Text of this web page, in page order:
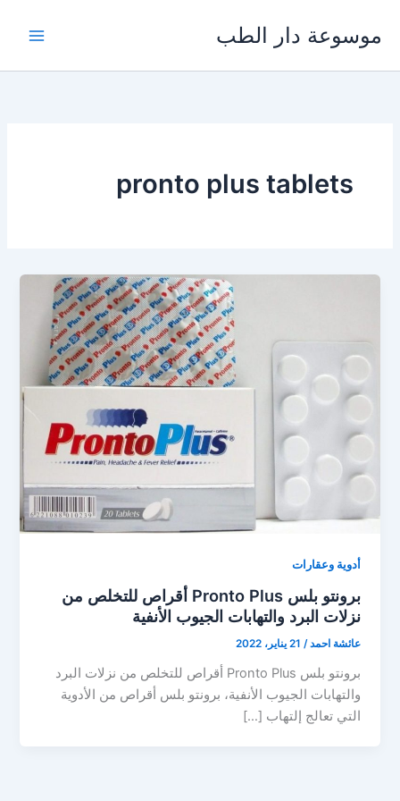
المحتوى
موسوعة دار الطب
pronto plus tablets
أدوية وعقارات
برونتو بلس Pronto Plus أقراص للتخلص من
نزلات البرد والتهابات الجيوب الأنفية
عائشة احمد/ 21 يناير، 2022
برونتو بلس Pronto Plus أقراص للتخلص من نزلات البرد
والتهابات الجيوب الأنفية، برونتو بلس أقراص من الأدوية
التي تعالج إلتهاب […]